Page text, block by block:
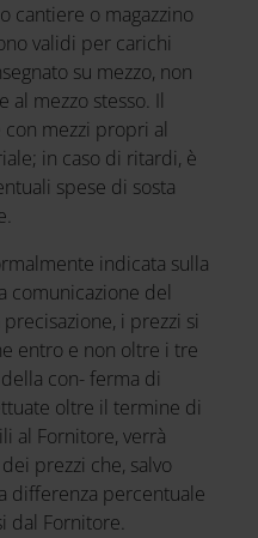
cantiere o magazzino
validi per carichi
su mezzo, non
al mezzo stesso. Il
mezzi propri al
in caso di ritardi, è
spese di sosta
indicata sulla
comunicazione del
i prezzi si
entro e non oltre i tre
con- ferma di
oltre il termine di
al Fornitore, verrà
prezzi che, salvo
differenza percentuale
dal Fornitore.